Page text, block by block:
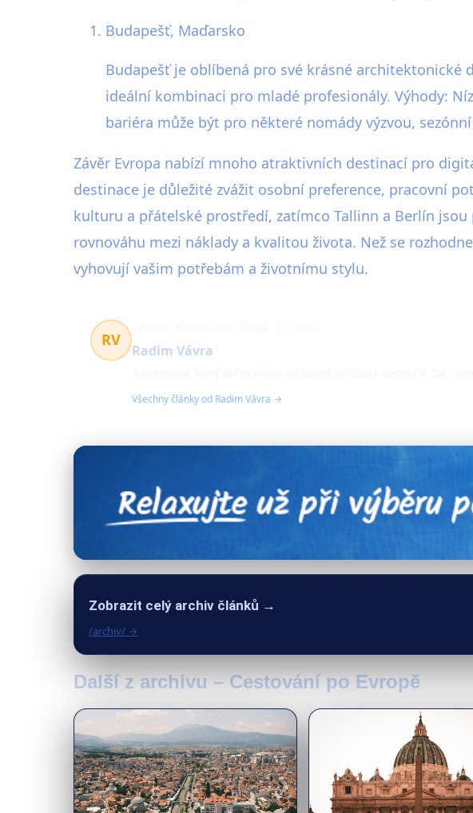
Budapešť, Maďarsko
Budapešť je oblíbená pro své krásné
ideální kombinaci pro mladé profesionály. Výhody:
bariéra může být pro některé nomády výzvou,
Závěr Evropa nabízí mnoho atraktivních destinací pro
destinace je důležité zvážit osobní preference, pracovní
kulturu a přátelské prostředí, zatímco Tallinn a Berlín
rovnováhu mezi náklady a kvalitou života. Než se
vyhovují vašim potřebám a životnímu stylu.
RV
Radim Vávra
Všechny články od Radim Vávra →
Zobrazit celý archiv článků →
/archiv/ →
Další z archivu – Cestování po Evropě